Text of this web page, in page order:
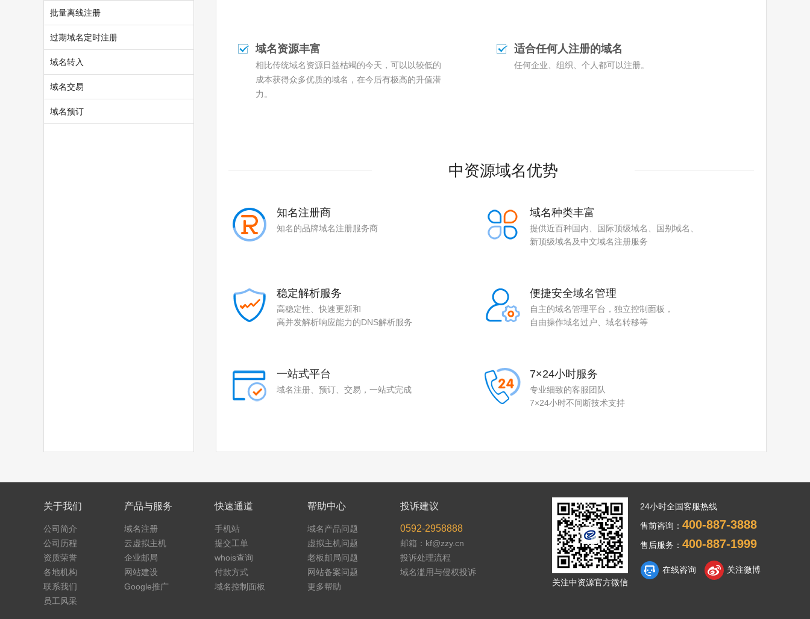
.me
批量离线注册
过期域名定时注册
域名转入
域名交易
域名预订
域名资源丰富
相比传统域名资源日益枯竭的今天，可以以较低的
成本获得众多优质的域名，在今后有极高的升值潜
力。
适合任何人注册的域名
任何企业、组织、个人都可以注册。
中资源域名优势
知名注册商
知名的品牌域名注册服务商
域名种类丰富
提供近百种国内、国际顶级域名、国别域名、
新顶级域名及中文域名注册服务
稳定解析服务
高稳定性、快速更新和
高并发解析响应能力的DNS解析服务
便捷安全域名管理
自主的域名管理平台，独立控制面板，
自由操作域名过户、域名转移等
一站式平台
域名注册、预订、交易，一站式完成
7×24小时服务
专业细致的客服团队
7×24小时不间断技术支持
关于我们
公司简介
公司历程
资质荣誉
各地机构
联系我们
员工风采
产品与服务
域名注册
云虚拟主机
企业邮局
网站建设
Google推广
快速通道
手机站
提交工单
whois查询
付款方式
域名控制面板
帮助中心
域名产品问题
虚拟主机问题
老板邮局问题
网站备案问题
更多帮助
投诉建议
0592-2958888
邮箱：kf@zzy.cn
投诉处理流程
域名滥用与侵权投诉
关注中资源官方微信
24小时全国客服热线
售前咨询： 400-887-3888
售后服务： 400-887-1999
在线咨询 关注微博